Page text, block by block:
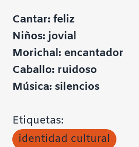
Cantar: feliz
Niños: jovial
Morichal: encantador
Caballo: ruidoso
Música: silencios
Etiquetas:
identidad cultural